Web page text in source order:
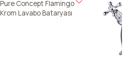
Pure Concept Flamingo
Krom Lavabo Bataryası